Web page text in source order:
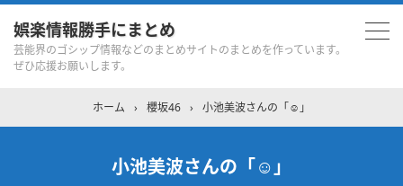
娯楽情報勝手にまとめ
芸能界のゴシップ情報などのまとめサイトのまとめを作っています。
ぜひ応援お願いします。
ホーム › 櫻坂46 › 小池美波さんの「‪‪☺︎‬」
小池美波さんの「‪‪☺︎‬」